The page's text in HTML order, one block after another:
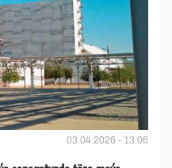
03.04.2026 - 13:06